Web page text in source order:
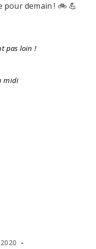
demain ! 🚲 💪
pas loin !
midi